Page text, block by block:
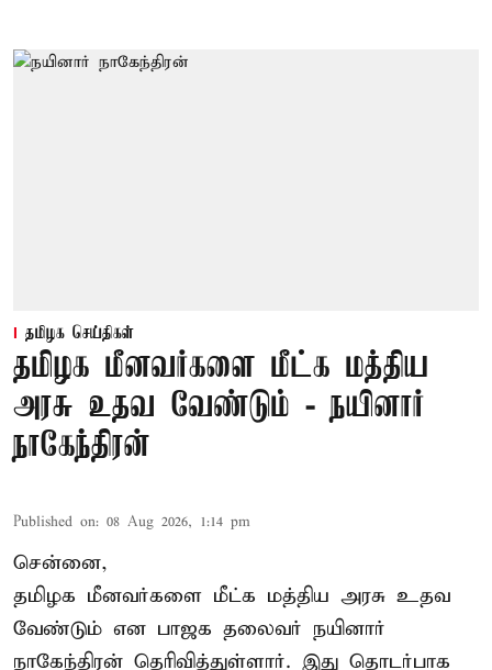
தமிழக செய்திகள்
தமிழக மீனவர்களை மீட்க மத்திய
அரசு உதவ வேண்டும் - நயினார்
நாகேந்திரன்
Published on: 08 Aug 2026, 1:14 pm
சென்னை,
தமிழக மீனவர்களை மீட்க மத்திய அரசு உதவ
வேண்டும் என பாஜக தலைவர் நயினார்
நாகேந்திரன் தெரிவித்துள்ளார். இது தொடர்பாக